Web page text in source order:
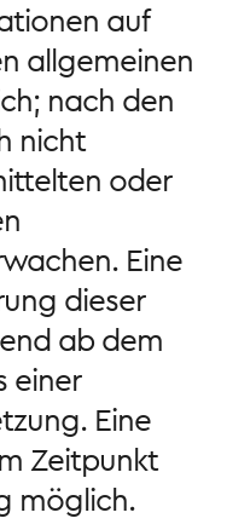
auf
allgemeinen
nach den
nicht
oder
Eine
dieser
ab dem
einer
Eine
Zeitpunkt
möglich.